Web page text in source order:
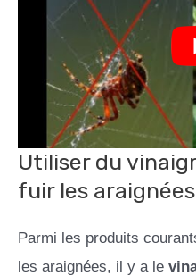
Utiliser du
fuir les araignées
Parmi les produits
les araignées, il y a le